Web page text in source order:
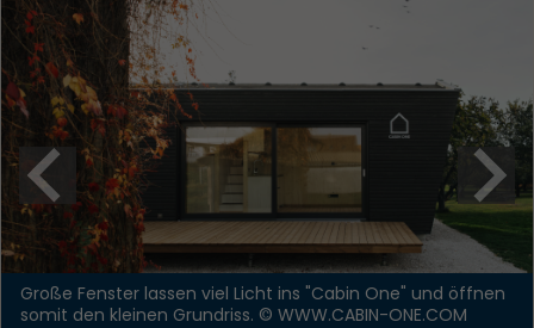
Große Fenster lassen viel Licht ins "Cabin One" und öffnen
somit den kleinen Grundriss. © WWW.CABIN-ONE.COM